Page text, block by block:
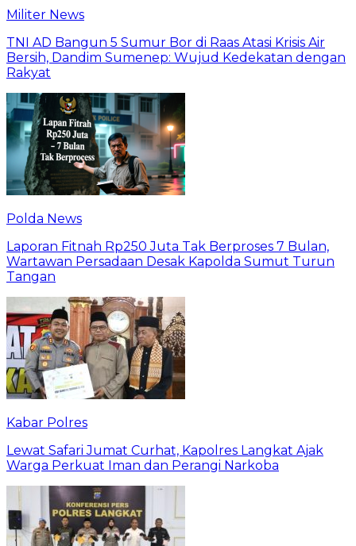
Militer News
TNI AD Bangun 5 Sumur Bor di Raas Atasi Krisis Air
Bersih, Dandim Sumenep: Wujud Kedekatan dengan
Rakyat
Polda News
Laporan Fitnah Rp250 Juta Tak Berproses 7 Bulan,
Wartawan Persadaan Desak Kapolda Sumut Turun
Tangan
Kabar Polres
Lewat Safari Jumat Curhat, Kapolres Langkat Ajak
Warga Perkuat Iman dan Perangi Narkoba